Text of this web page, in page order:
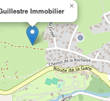
Immobilier
×